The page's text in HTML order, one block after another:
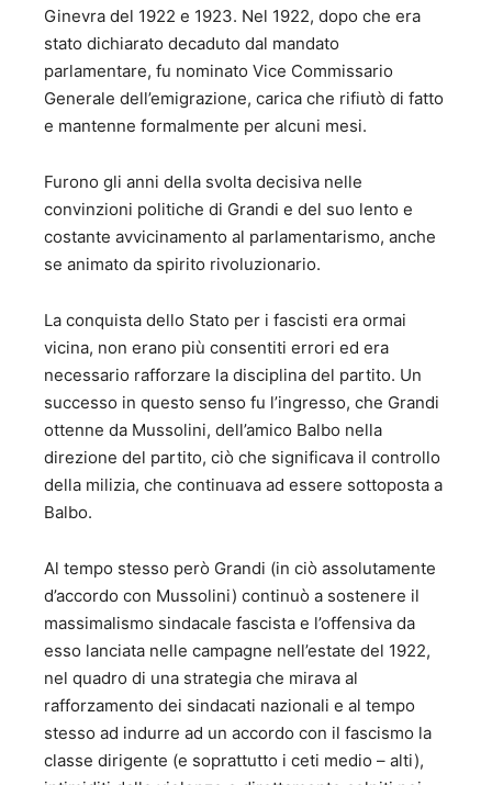
Ginevra del 1922 e 1923. Nel 1922, dopo che era
stato dichiarato decaduto dal mandato
parlamentare, fu nominato Vice Commissario
Generale dell’emigrazione, carica che rifiutò di fatto
e mantenne formalmente per alcuni mesi.
Furono gli anni della svolta decisiva nelle
convinzioni politiche di Grandi e del suo lento e
costante avvicinamento al parlamentarismo, anche
se animato da spirito rivoluzionario.
La conquista dello Stato per i fascisti era ormai
vicina, non erano più consentiti errori ed era
necessario rafforzare la disciplina del partito. Un
successo in questo senso fu l’ingresso, che Grandi
ottenne da Mussolini, dell’amico Balbo nella
direzione del partito, ciò che significava il controllo
della milizia, che continuava ad essere sottoposta a
Balbo.
Al tempo stesso però Grandi (in ciò assolutamente
d’accordo con Mussolini) continuò a sostenere il
massimalismo sindacale fascista e l’offensiva da
esso lanciata nelle campagne nell’estate del 1922,
nel quadro di una strategia che mirava al
rafforzamento dei sindacati nazionali e al tempo
stesso ad indurre ad un accordo con il fascismo la
classe dirigente (e soprattutto i ceti medio – alti),